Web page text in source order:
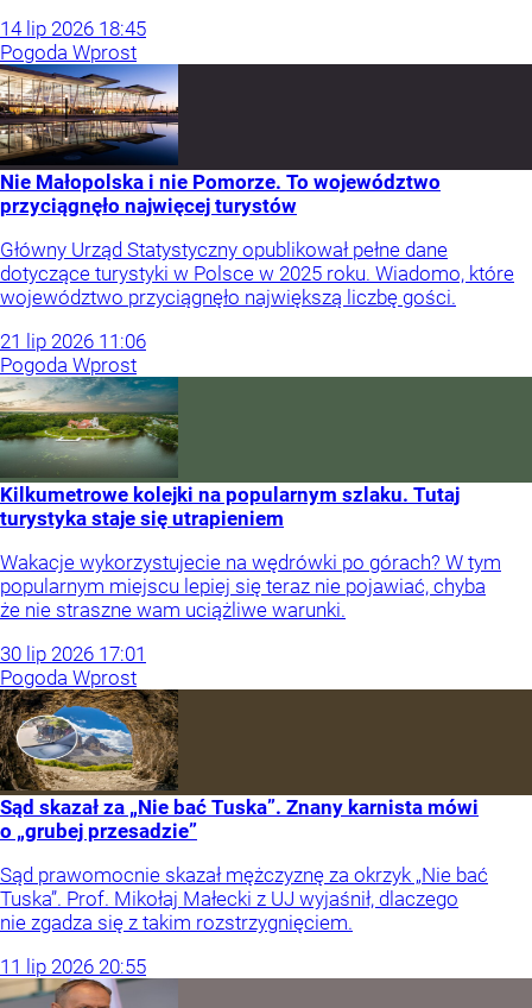
14 lip 2026 18:45
Pogoda Wprost
Nie Małopolska i nie Pomorze. To województwo
przyciągnęło najwięcej turystów
Główny Urząd Statystyczny opublikował pełne dane
dotyczące turystyki w Polsce w 2025 roku. Wiadomo, które
województwo przyciągnęło największą liczbę gości.
21 lip 2026 11:06
Pogoda Wprost
Kilkumetrowe kolejki na popularnym szlaku. Tutaj
turystyka staje się utrapieniem
Wakacje wykorzystujecie na wędrówki po górach? W tym
popularnym miejscu lepiej się teraz nie pojawiać, chyba
że nie straszne wam uciążliwe warunki.
30 lip 2026 17:01
Pogoda Wprost
Sąd skazał za „Nie bać Tuska”. Znany karnista mówi
o „grubej przesadzie”
Sąd prawomocnie skazał mężczyznę za okrzyk „Nie bać
Tuska”. Prof. Mikołaj Małecki z UJ wyjaśnił, dlaczego
nie zgadza się z takim rozstrzygnięciem.
11 lip 2026 20:55